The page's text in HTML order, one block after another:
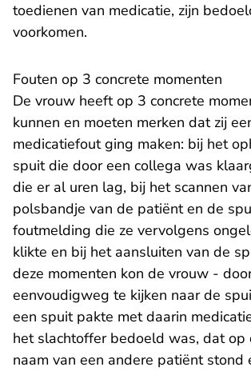
toedienen van medicatie, zijn
voorkomen.
Fouten op 3 concrete momenten
De vrouw heeft op 3 concrete
kunnen en moeten merken dat zij
medicatiefout ging maken: bij het
spuit die door een collega was
die er al uren lag, bij het scannen
polsbandje van de patiënt en de
foutmelding die ze vervolgens
klikte en bij het aansluiten van de
deze momenten kon de vrouw -
eenvoudigweg te kijken naar de
een spuit pakte met daarin
het slachtoffer bedoeld was, dat op
naam van een andere patiënt stond